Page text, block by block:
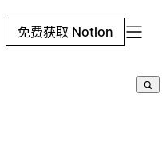
免费获取 Notion